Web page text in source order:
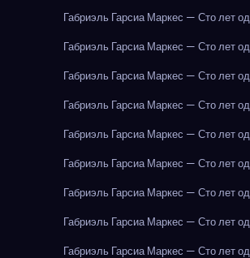
Габриэль Гарсиа Маркес — Сто лет
Габриэль Гарсиа Маркес — Сто лет
Габриэль Гарсиа Маркес — Сто лет
Габриэль Гарсиа Маркес — Сто лет
Габриэль Гарсиа Маркес — Сто лет
Габриэль Гарсиа Маркес — Сто лет
Габриэль Гарсиа Маркес — Сто лет
Габриэль Гарсиа Маркес — Сто лет
Габриэль Гарсиа Маркес — Сто лет